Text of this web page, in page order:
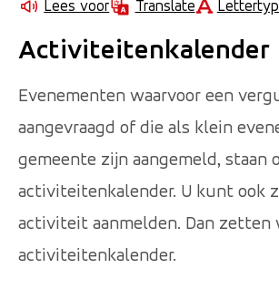
Lees voor Translate
Activiteitenkalender
Evenementen waarvoor een
aangevraagd of die als klein
gemeente zijn aangemeld, staan
activiteitenkalender. U kunt ook
activiteit aanmelden. Dan zetten
activiteitenkalender.